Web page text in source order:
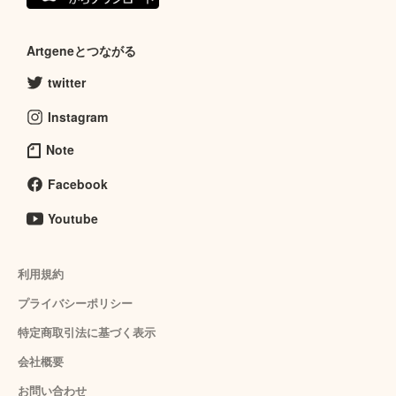
Artgeneとつながる
twitter
Instagram
Note
Facebook
Youtube
利用規約
プライバシーポリシー
特定商取引法に基づく表示
会社概要
お問い合わせ